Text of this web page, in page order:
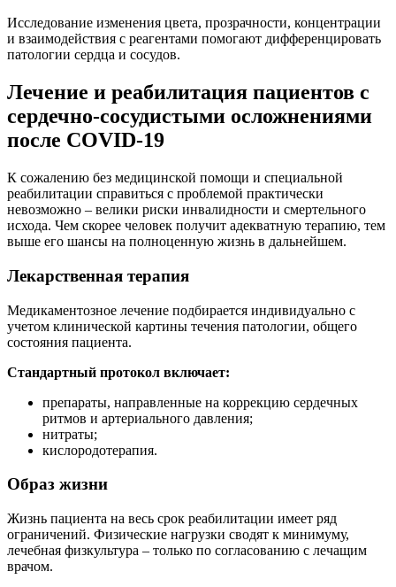
Исследование изменения цвета, прозрачности, концентрации
и взаимодействия с реагентами помогают дифференцировать
патологии сердца и сосудов.
Лечение и реабилитация пациентов с
сердечно-сосудистыми осложнениями
после COVID-19
К сожалению без медицинской помощи и специальной
реабилитации справиться с проблемой практически
невозможно – велики риски инвалидности и смертельного
исхода. Чем скорее человек получит адекватную терапию, тем
выше его шансы на полноценную жизнь в дальнейшем.
Лекарственная терапия
Медикаментозное лечение подбирается индивидуально с
учетом клинической картины течения патологии, общего
состояния пациента.
Стандартный протокол включает:
препараты, направленные на коррекцию сердечных
ритмов и артериального давления;
нитраты;
кислородотерапия.
Образ жизни
Жизнь пациента на весь срок реабилитации имеет ряд
ограничений. Физические нагрузки сводят к минимуму,
лечебная физкультура – только по согласованию с лечащим
врачом.